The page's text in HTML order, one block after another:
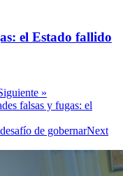
el Estado fallido
»
falsas y fugas: el
de gobernarNext